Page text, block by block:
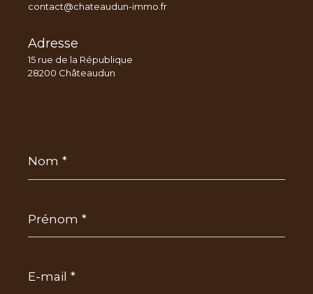
contact@chateaudun-immo.fr
Adresse
15 rue de la République
28200 Châteaudun
*
*